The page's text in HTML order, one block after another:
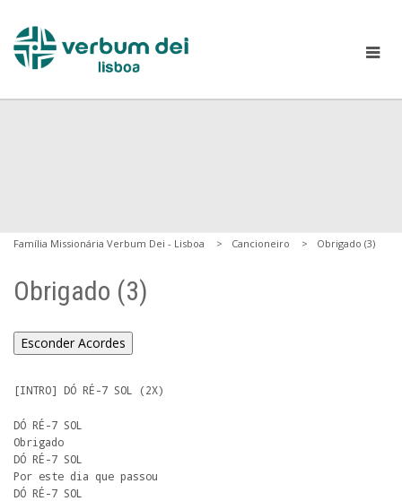
Família Missionária Verbum Dei - Lisboa Cancioneiro Obrigado (3)
Obrigado (3)
Esconder Acordes
[INTRO] DÓ RÉ-7 SOL (2X)
DÓ RÉ-7 SOL
Obrigado
DÓ RÉ-7 SOL
Por este dia que passou
DÓ RÉ-7 SOL